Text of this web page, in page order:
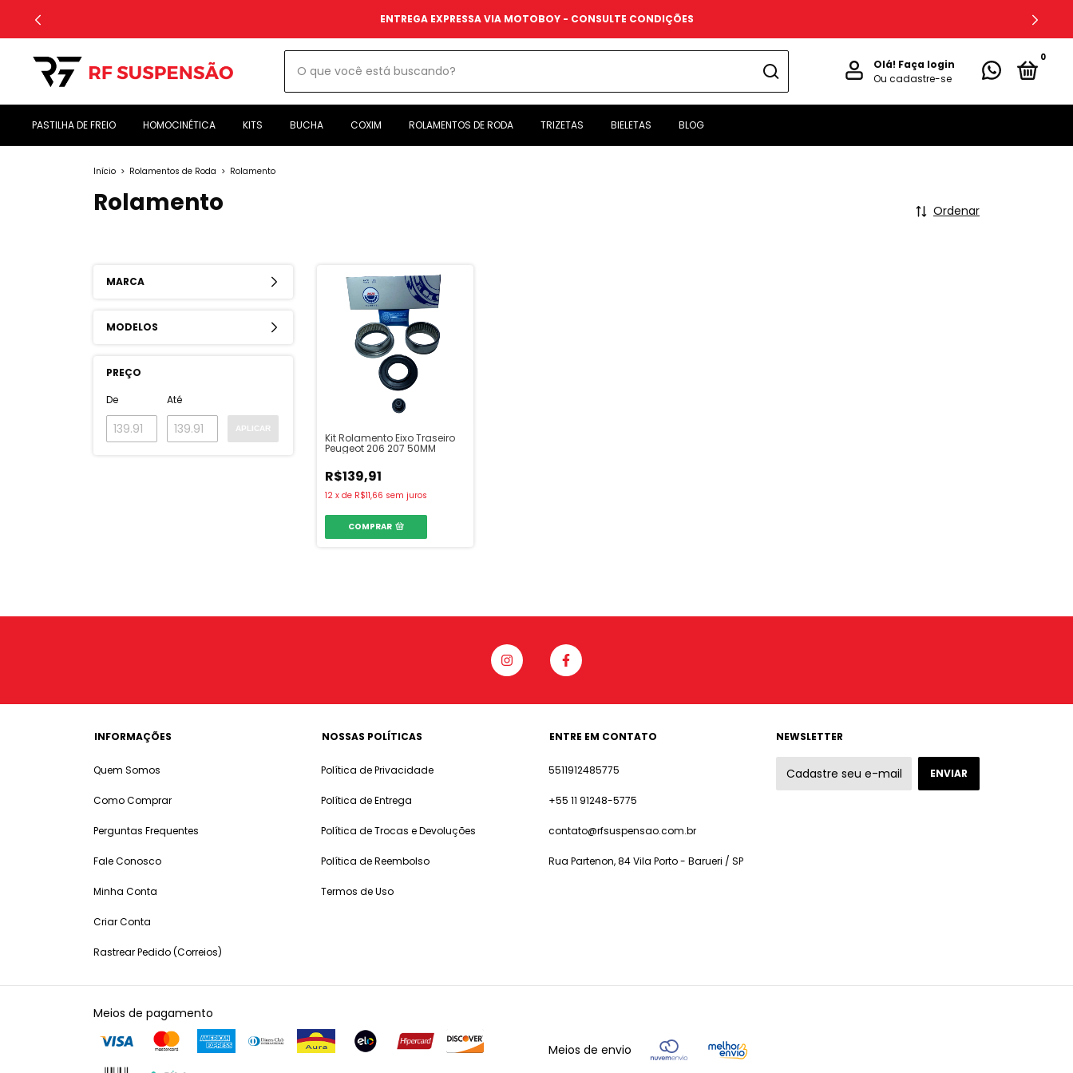
ENTREGA EXPRESSA VIA MOTOBOY - CONSULTE CONDIÇÕES
Olá! Faça login
Ou cadastre-se
0
PASTILHA DE FREIO HOMOCINÉTICA KITS BUCHA COXIM ROLAMENTOS DE RODA TRIZETAS BIELETAS BLOG
Início > Rolamentos de Roda > Rolamento
Rolamento Ordenar
MARCA
MODELOS
PREÇO
De
Até
APLICAR
Kit Rolamento Eixo Traseiro
Peugeot 206 207 50MM
R$139,91
12 x de R$11,66 sem juros
COMPRAR
INFORMAÇÕES
Quem Somos
Como Comprar
Perguntas Frequentes
Fale Conosco
Minha Conta
Criar Conta
Rastrear Pedido (Correios)
NOSSAS POLÍTICAS
Política de Privacidade
Política de Entrega
Política de Trocas e Devoluções
Política de Reembolso
Termos de Uso
ENTRE EM CONTATO
5511912485775
+55 11 91248-5775
contato@rfsuspensao.com.br
Rua Partenon, 84 Vila Porto - Barueri / SP
NEWSLETTER
Meios de pagamento
Meios de envio